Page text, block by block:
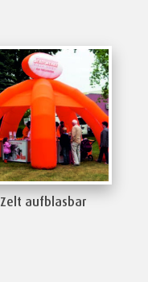
Zelt aufblasbar